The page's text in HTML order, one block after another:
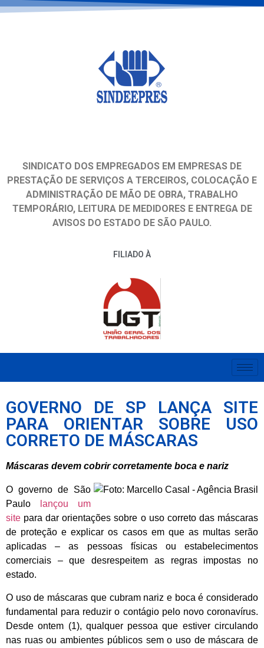
SINDICATO DOS EMPREGADOS EM EMPRESAS DE
PRESTAÇÃO DE SERVIÇOS A TERCEIROS, COLOCAÇÃO E
ADMINISTRAÇÃO DE MÃO DE OBRA, TRABALHO
TEMPORÁRIO, LEITURA DE MEDIDORES E ENTREGA DE
AVISOS DO ESTADO DE SÃO PAULO.
FILIADO À
GOVERNO DE SP LANÇA SITE
PARA ORIENTAR SOBRE USO
CORRETO DE MÁSCARAS
Máscaras devem cobrir corretamente boca e nariz
O governo de São
Paulo
lançou um
site para dar orientações sobre o uso correto das máscaras
de proteção e explicar os casos em que as multas serão
aplicadas – as pessoas físicas ou estabelecimentos
comerciais – que desrespeitem as regras impostas no
estado.
O uso de máscaras que cubram nariz e boca é considerado
fundamental para reduzir o contágio pelo novo coronavírus.
Desde ontem (1), qualquer pessoa que estiver circulando
nas ruas ou ambientes públicos sem o uso de máscara de